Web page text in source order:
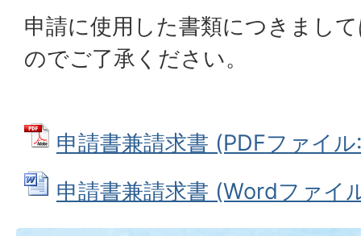
申請に使用した書類につきまし
のでご了承ください。
申請書兼請求書 (PDFファイ
申請書兼請求書 (Wordファイ